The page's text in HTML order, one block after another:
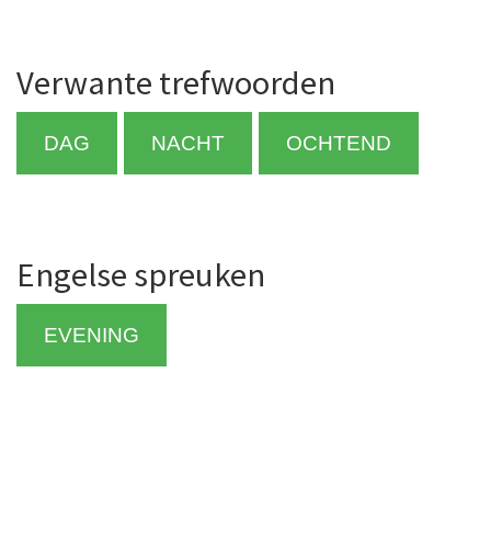
Verwante trefwoorden
DAG NACHT OCHTEND
Engelse spreuken
EVENING